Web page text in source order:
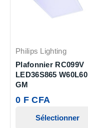
Philips Lighting
Plafonnier RC099V
LED36S865 W60L60
GM
0 F CFA
Sélectionner